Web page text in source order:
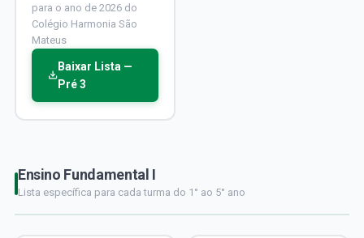
para o ano de 2026 do
Colégio Harmonia São
Mateus
Baixar Lista —
Pré 3
Ensino Fundamental I
Lista específica para cada turma do 1° ao 5° ano